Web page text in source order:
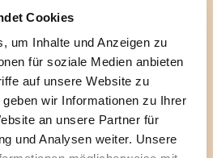
Cookies
um Inhalte und Anzeigen zu
für soziale Medien anbieten
auf unsere Website zu
wir Informationen zu Ihrer
an unsere Partner für
und Analysen weiter. Unsere
dort studiert hat und
Erfahrungen in
bei dem Weltgebetstag
vor Ort, mit welchen Hürden
im Alltag kämpfen, welche